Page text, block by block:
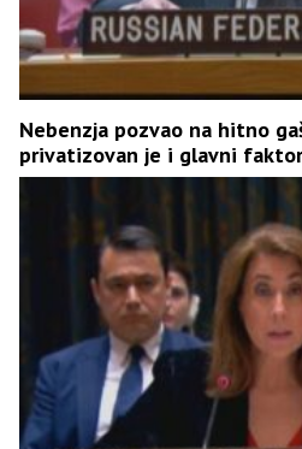
Nebenzja pozvao na hitno
privatizovan je i glavni